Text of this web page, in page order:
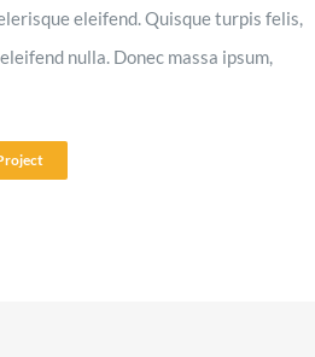
eleifend. Quisque turpis felis,
nulla. Donec massa ipsum,